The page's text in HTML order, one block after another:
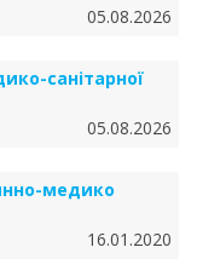
05.08.2026
санітарної
05.08.2026
медико
16.01.2020